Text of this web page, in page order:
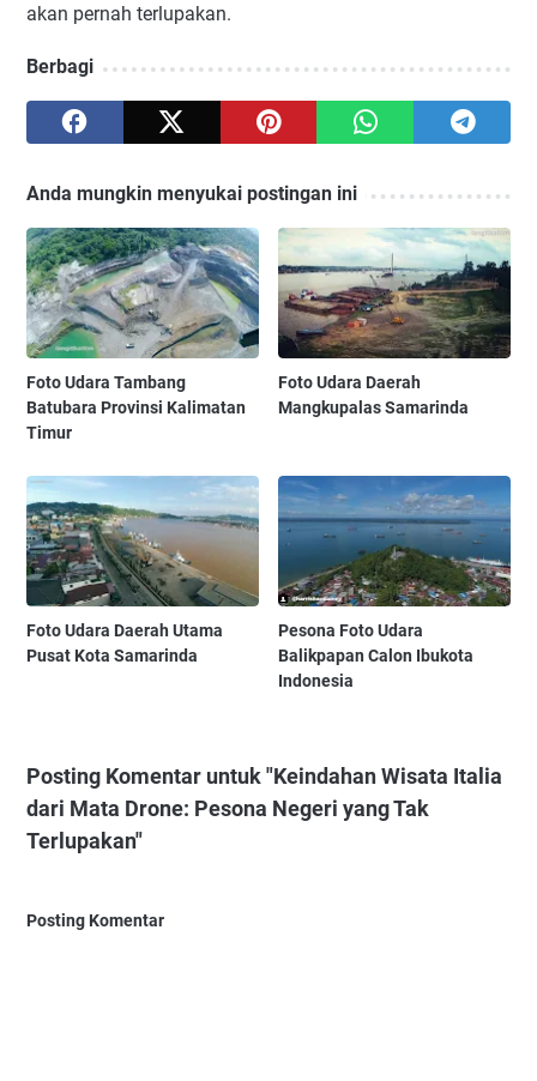
akan pernah terlupakan.
Berbagi
Anda mungkin menyukai postingan ini
Foto Udara Tambang
Batubara Provinsi Kalimatan
Timur
Foto Udara Daerah
Mangkupalas Samarinda
Foto Udara Daerah Utama
Pusat Kota Samarinda
Pesona Foto Udara
Balikpapan Calon Ibukota
Indonesia
Posting Komentar untuk "Keindahan Wisata Italia
dari Mata Drone: Pesona Negeri yang Tak
Terlupakan"
Posting Komentar